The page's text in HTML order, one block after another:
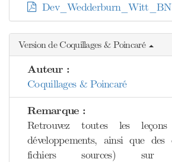
Version de Coquillages & Poincaré
Auteur :
Coquillages & Poincaré
Remarque :
Retrouvez toutes les
développements, ainsi que des
fichiers sources)